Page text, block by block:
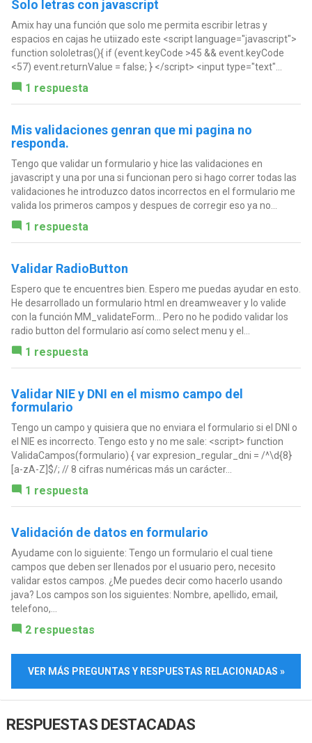
Solo letras con javascript
Amix hay una función que solo me permita escribir letras y
espacios en cajas he utiizado este <script language="javascript">
function sololetras(){ if (event.keyCode >45 && event.keyCode
<57) event.returnValue = false; } </script> <input type="text"...
1 respuesta
Mis validaciones genran que mi pagina no
responda.
Tengo que validar un formulario y hice las validaciones en
javascript y una por una si funcionan pero si hago correr todas las
validaciones he introduzco datos incorrectos en el formulario me
valida los primeros campos y despues de corregir eso ya no...
1 respuesta
Validar RadioButton
Espero que te encuentres bien. Espero me puedas ayudar en esto.
He desarrollado un formulario html en dreamweaver y lo valide
con la función MM_validateForm... Pero no he podido validar los
radio button del formulario así como select menu y el...
1 respuesta
Validar NIE y DNI en el mismo campo del
formulario
Tengo un campo y quisiera que no enviara el formulario si el DNI o
el NIE es incorrecto. Tengo esto y no me sale: <script> function
ValidaCampos(formulario) { var expresion_regular_dni = /^\d{8}
[a-zA-Z]$/; // 8 cifras numéricas más un carácter...
1 respuesta
Validación de datos en formulario
Ayudame con lo siguiente: Tengo un formulario el cual tiene
campos que deben ser llenados por el usuario pero, necesito
validar estos campos. ¿Me puedes decir como hacerlo usando
java? Los campos son los siguientes: Nombre, apellido, email,
telefono,...
2 respuestas
VER MÁS PREGUNTAS Y RESPUESTAS RELACIONADAS »
RESPUESTAS DESTACADAS